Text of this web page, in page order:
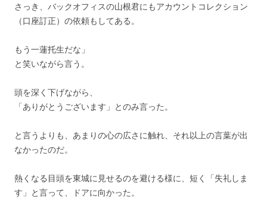
さっき、バックオフィスの山根君にもアカウントコレクション
（口座訂正）の依頼もしてある。
もう一蓮托生だな」
と笑いながら言う。
頭を深く下げながら、
「ありがとうございます」とのみ言った。
と言うよりも、あまりの心の広さに触れ、それ以上の言葉が出
なかったのだ。
熱くなる目頭を東城に見せるのを避ける様に、短く「失礼しま
す」と言って、ドアに向かった。